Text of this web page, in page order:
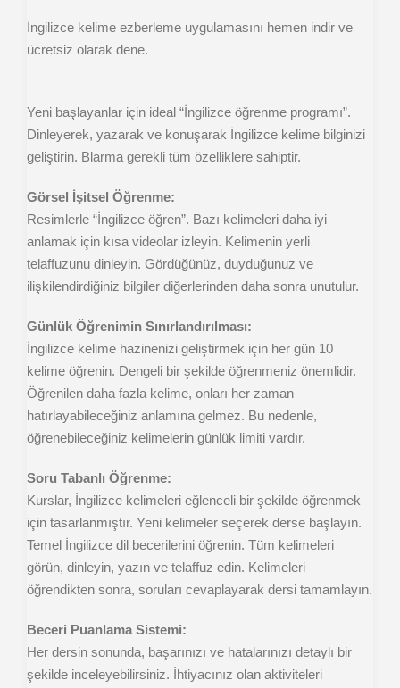
İngilizce kelime ezberleme uygulamasını hemen indir ve
ücretsiz olarak dene.
Yeni başlayanlar için ideal “İngilizce öğrenme programı”.
Dinleyerek, yazarak ve konuşarak İngilizce kelime bilginizi
geliştirin. Blarma gerekli tüm özelliklere sahiptir.
Görsel İşitsel Öğrenme:
Resimlerle “İngilizce öğren”. Bazı kelimeleri daha iyi
anlamak için kısa videolar izleyin. Kelimenin yerli
telaffuzunu dinleyin. Gördüğünüz, duyduğunuz ve
ilişkilendirdiğiniz bilgiler diğerlerinden daha sonra unutulur.
Günlük Öğrenimin Sınırlandırılması:
İngilizce kelime hazinenizi geliştirmek için her gün 10
kelime öğrenin. Dengeli bir şekilde öğrenmeniz önemlidir.
Öğrenilen daha fazla kelime, onları her zaman
hatırlayabileceğiniz anlamına gelmez. Bu nedenle,
öğrenebileceğiniz kelimelerin günlük limiti vardır.
Soru Tabanlı Öğrenme:
Kurslar, İngilizce kelimeleri eğlenceli bir şekilde öğrenmek
için tasarlanmıştır. Yeni kelimeler seçerek derse başlayın.
Temel İngilizce dil becerilerini öğrenin. Tüm kelimeleri
görün, dinleyin, yazın ve telaffuz edin. Kelimeleri
öğrendikten sonra, soruları cevaplayarak dersi tamamlayın.
Beceri Puanlama Sistemi:
Her dersin sonunda, başarınızı ve hatalarınızı detaylı bir
şekilde inceleyebilirsiniz. İhtiyacınız olan aktiviteleri